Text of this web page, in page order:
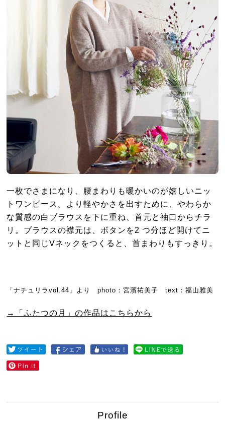
一枚でさまになり、腰まわりも暖かいのが嬉しいニッ
トワンピース。より軽やかさを出すために、やわらか
な質感の白ブラウスを下に重ね、首元と袖口からチラ
リ。ブラウスの襟元は、ボタンを2 つ分ほど開けてニ
ットと同じVネックをつくると、首まわりもすっきり。
「ナチュリラvol.44」より photo：宮濱祐美子 text：福山雅美
→「ふたつの月」の作品はこちらから
Profile